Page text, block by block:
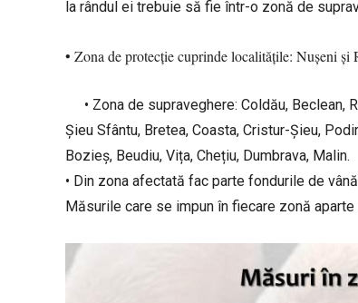
la rândul ei trebuie să fie într-o zonă de
• Zona de protecție cuprinde localitățile: Nușeni și
• Zona de supraveghere: Coldău, Beclean,
Șieu Sfântu, Bretea, Coasta, Cristur-Șieu,
Bozieș, Beudiu, Vița, Chețiu, Dumbrava, Malin.
• Din zona afectată fac parte fondurile de
Măsurile care se impun în fiecare zonă